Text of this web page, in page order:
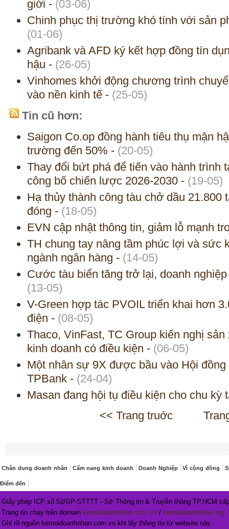
giới - (03-06)
Chinh phục thị trường khó tính với sản
(01-06)
Agribank và AFD ký kết hợp đồng tín
hậu - (26-05)
Vinhomes khởi động chương trình
vào nền kinh tế - (25-05)
Tin cũ hơn:
Saigon Co.op đồng hành tiêu thụ mận
trường đến 50% - (20-05)
Thay đổi bứt phá để tiến vào hành trình
công bố chiến lược 2026-2030 - (19-05)
Hạ thủy thành công tàu chở dầu 21.800
đóng - (18-05)
EVN cập nhật thông tin, giảm lỗ mạnh
TH chung tay nâng tầm phúc lợi và sức
ngành ngân hàng - (14-05)
Cước tàu biển tăng trở lại, doanh
(13-05)
V-Green hợp tác PVOIL triển khai hơn
điện - (08-05)
Thaco, VinFast, TC Group kiến nghị
kinh doanh có điều kiện - (06-05)
Một nhân sự 9X được bầu vào Hội
TPBank - (24-04)
Masan đang hội tụ điều kiện cho chu kỳ
<< Trang truớc
Chân dung doanh nhân Cẩm nang kinh doanh Doanh Nghiệp Vì cộng đồng
Điểm đến
Giấy phép ICP số 52/GP-STTTT - Sở Thông tin & Truyền thông TP.HCM
Trang tin chạy trên domain ketnoidoanhnhan.com.vn / ketnoidoanhnhan.org
Ghi rõ nguồn ketnoidoanhnhan.com.vn khi lấy thông tin từ website này